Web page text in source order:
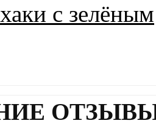
с зелёным